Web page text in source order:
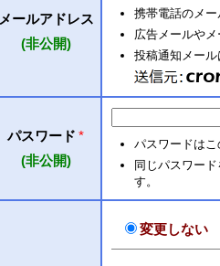
メールアドレス
(非公開)
携帯電話のメ
広告メールや
投稿通知メー
パスワード *
(非公開)
パスワードは
同じパスワー
す。
変更しない